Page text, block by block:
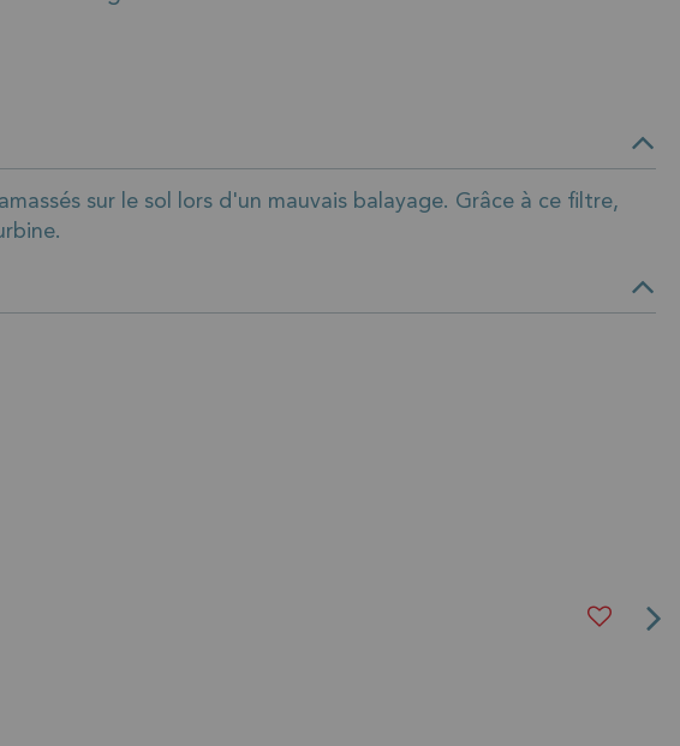
sur le sol lors d'un mauvais balayage. Grâce à ce filtre,